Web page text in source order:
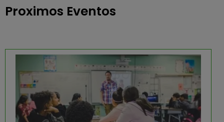
Proximos Eventos